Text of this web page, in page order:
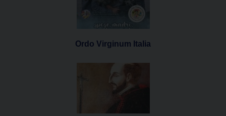
Ordo Virginum Italia